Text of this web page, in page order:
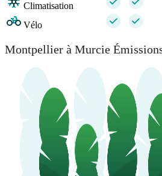
Climatisation
Vélo
Montpellier à Murcie